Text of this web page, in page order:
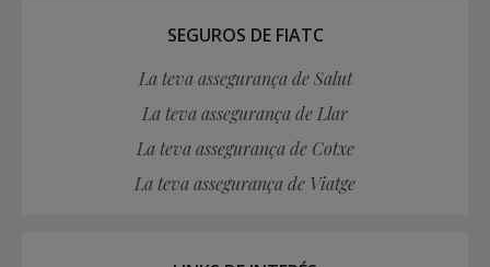
SEGUROS DE FIATC
La teva assegurança de Salut
La teva assegurança de Llar
La teva assegurança de Cotxe
La teva assegurança de Viatge